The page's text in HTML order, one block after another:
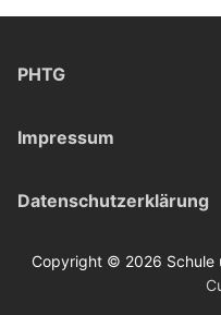
PHTG
Impressum
Datenschutzerklärung
Copyright © 2026 Schule